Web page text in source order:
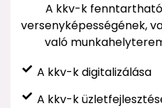
A kkv-k
versenyképességének,
való
A kkv-k digitalizálása
A kkv-k